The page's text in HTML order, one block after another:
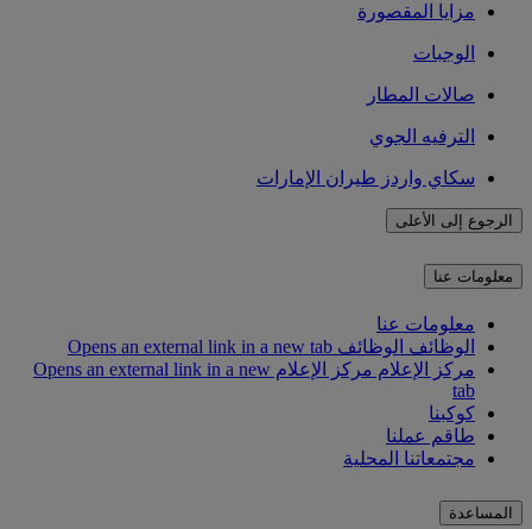
مزايا المقصورة
الوجبات
صالات المطار
الترفيه الجوي
سكاي واردز طيران الإمارات
الرجوع إلى الأعلى
معلومات عنا
معلومات عنا
الوظائف الوظائف Opens an external link in a new tab
مركز الإعلام
مركز الإعلام Opens an external link in a new
tab
كوكبنا
طاقم عملنا
مجتمعاتنا المحلية
المساعدة